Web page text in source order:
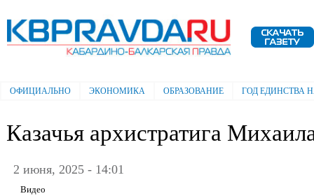
Электронная газета "Кабардино-
Балкарская правда"
Главное меню
ОФИЦИАЛЬНО ЭКОНОМИКА ОБРАЗОВАНИЕ ГОД ЕДИНСТВА
Казачья архистратига
2 июня, 2025 - 14:01
Видео